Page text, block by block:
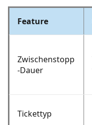
Kann ich einen
Buchung
Brauche ich ein
Feature
Zwischenstopp
-Dauer
Tickettyp